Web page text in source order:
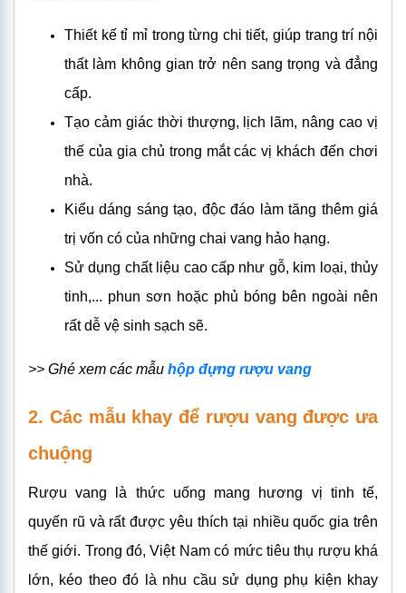
Thiết kế tỉ mỉ trong từng chi tiết, giúp trang trí nội
thất làm không gian trở nên sang trọng và đẳng
cấp.
Tạo cảm giác thời thượng, lịch lãm, nâng cao vị
thế của gia chủ trong mắt các vị khách đến chơi
nhà.
Kiểu dáng sáng tạo, độc đáo làm tăng thêm giá
trị vốn có của những chai vang hảo hạng.
Sử dụng chất liệu cao cấp như gỗ, kim loại, thủy
tinh,... phun sơn hoặc phủ bóng bên ngoài nên
rất dễ vệ sinh sạch sẽ.
>> Ghé xem các mẫu hộp đựng rượu vang
2. Các mẫu khay để rượu vang được ưa
chuộng
Rượu vang là thức uống mang hương vị tinh tế,
quyến rũ và rất được yêu thích tại nhiều quốc gia trên
thế giới. Trong đó, Việt Nam có mức tiêu thụ rượu khá
lớn, kéo theo đó là nhu cầu sử dụng phụ kiện khay